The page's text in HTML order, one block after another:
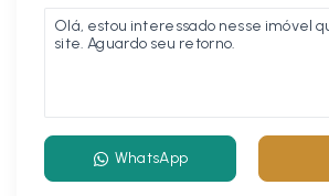
WhatsApp